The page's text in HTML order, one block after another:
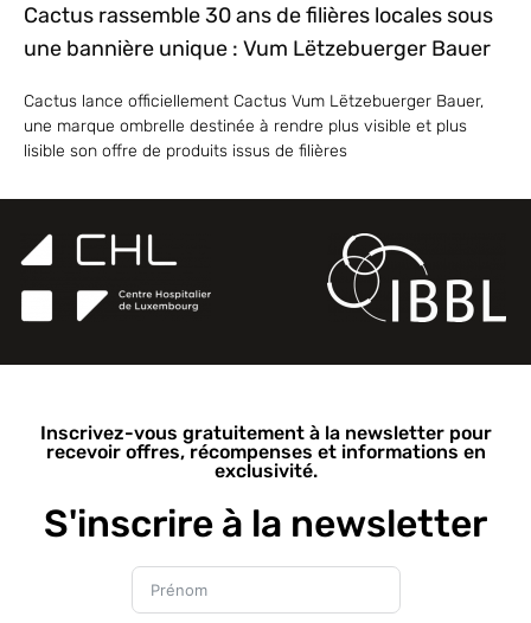
Cactus rassemble 30 ans de filières locales sous
une bannière unique : Vum Lëtzebuerger Bauer
Cactus lance officiellement Cactus Vum Lëtzebuerger Bauer,
une marque ombrelle destinée à rendre plus visible et plus
lisible son offre de produits issus de filières
Inscrivez-vous gratuitement à la newsletter pour
recevoir offres, récompenses et informations en
exclusivité.
S'inscrire à la newsletter